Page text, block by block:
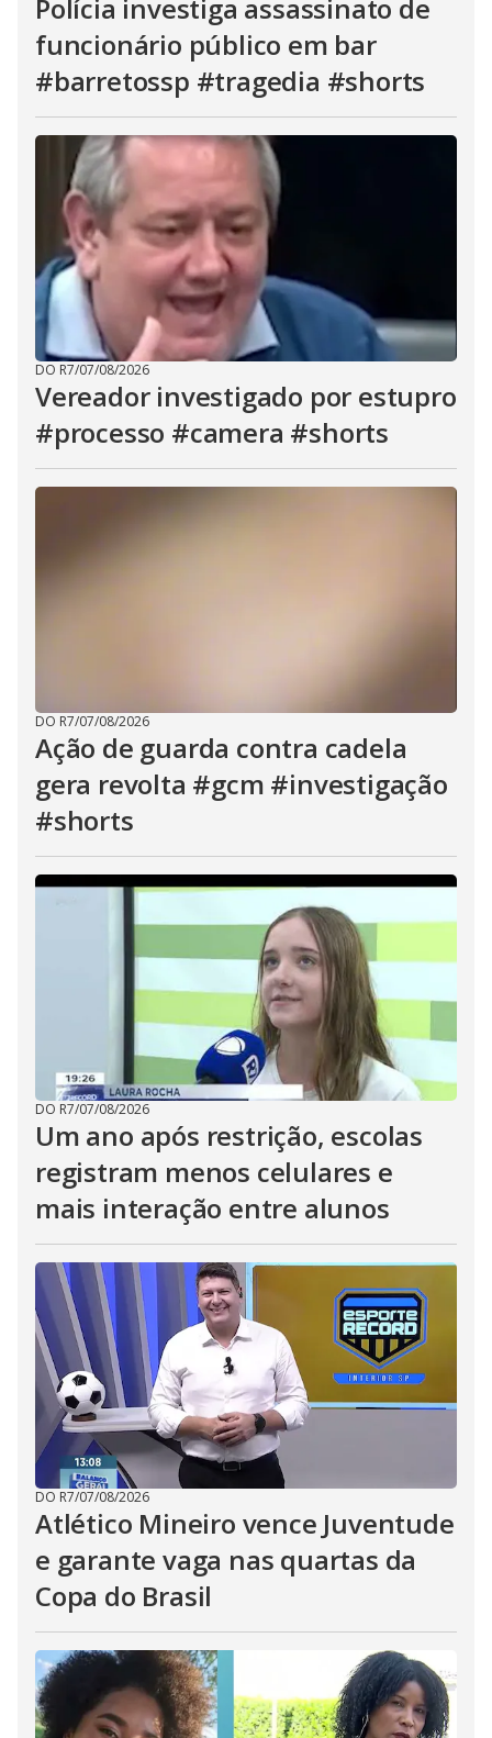
Polícia investiga assassinato de
funcionário público em bar
#barretossp #tragedia #shorts
DO R7/07/08/2026
Vereador investigado por estupro
#processo #camera #shorts
DO R7/07/08/2026
Ação de guarda contra cadela
gera revolta #gcm #investigação
#shorts
DO R7/07/08/2026
Um ano após restrição, escolas
registram menos celulares e
mais interação entre alunos
DO R7/07/08/2026
Atlético Mineiro vence Juventude
e garante vaga nas quartas da
Copa do Brasil